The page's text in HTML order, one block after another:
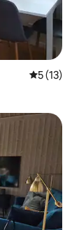
Note
5 (13)